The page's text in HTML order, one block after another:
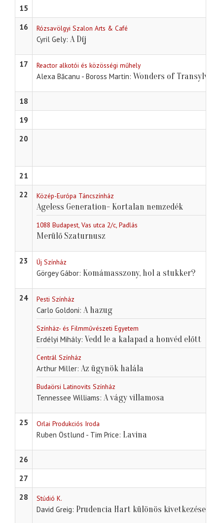
15
16
Rózsavölgyi Szalon Arts & Café
Cyril Gely A Díj
17 Reactor alkotói és közösségi műhely
Alexa Băcanu - Boross Martin Wonders of
18
19
20
21
22
Közép-Európa Táncszínház
Ageless Generation- Kortalan nemzedék
1088 Budapest, Vas utca 2/c, Padlás
Merülő Szaturnusz
23 Új Színház
Görgey Gábor Komámasszony, hol a stukker?
24 Pesti Színház
Carlo Goldoni A hazug
Színház- és Filmművészeti Egyetem
Erdélyi Mihály Vedd le a kalapad a honvéd előtt
Centrál Színház
Arthur Miller Az ügynök halála
Budaörsi Latinovits Színház
Tennessee Williams A vágy villamosa
25 Orlai Produkciós Iroda
Ruben Östlund - Tim Price Lavina
26
27
28
Stúdió K.
David Greig Prudencia Hart különös kivetkezése